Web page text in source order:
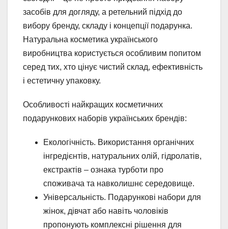
засобів для догляду, а ретельний підхід до
вибору бренду, складу і концепції подарунка.
Натуральна косметика українського
виробництва користується особливим попитом
серед тих, хто цінує чистий склад, ефективність
і естетичну упаковку.
Особливості найкращих косметичних
подарункових наборів українських брендів:
Екологічність. Використання органічних
інгредієнтів, натуральних олій, гідролатів,
екстрактів – ознака турботи про
споживача та навколишнє середовище.
Універсальність. Подарункові набори для
жінок, дівчат або навіть чоловіків
пропонують комплексні рішення для